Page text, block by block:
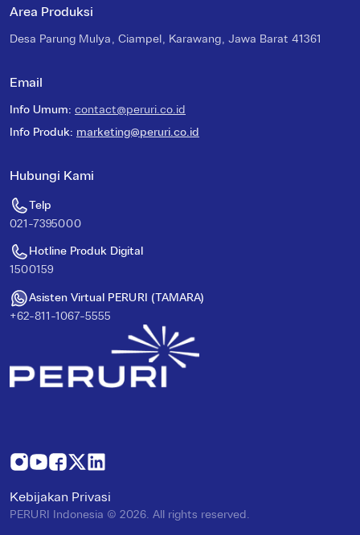
Area Produksi
Desa Parung Mulya, Ciampel, Karawang, Jawa Barat 41361
Email
Info Umum: contact@peruri.co.id
Info Produk: marketing@peruri.co.id
Hubungi Kami
Telp
021-7395000
Hotline Produk Digital
1500159
Asisten Virtual PERURI (TAMARA)
+62-811-1067-5555
Kebijakan Privasi
PERURI Indonesia © 2026. All rights reserved.